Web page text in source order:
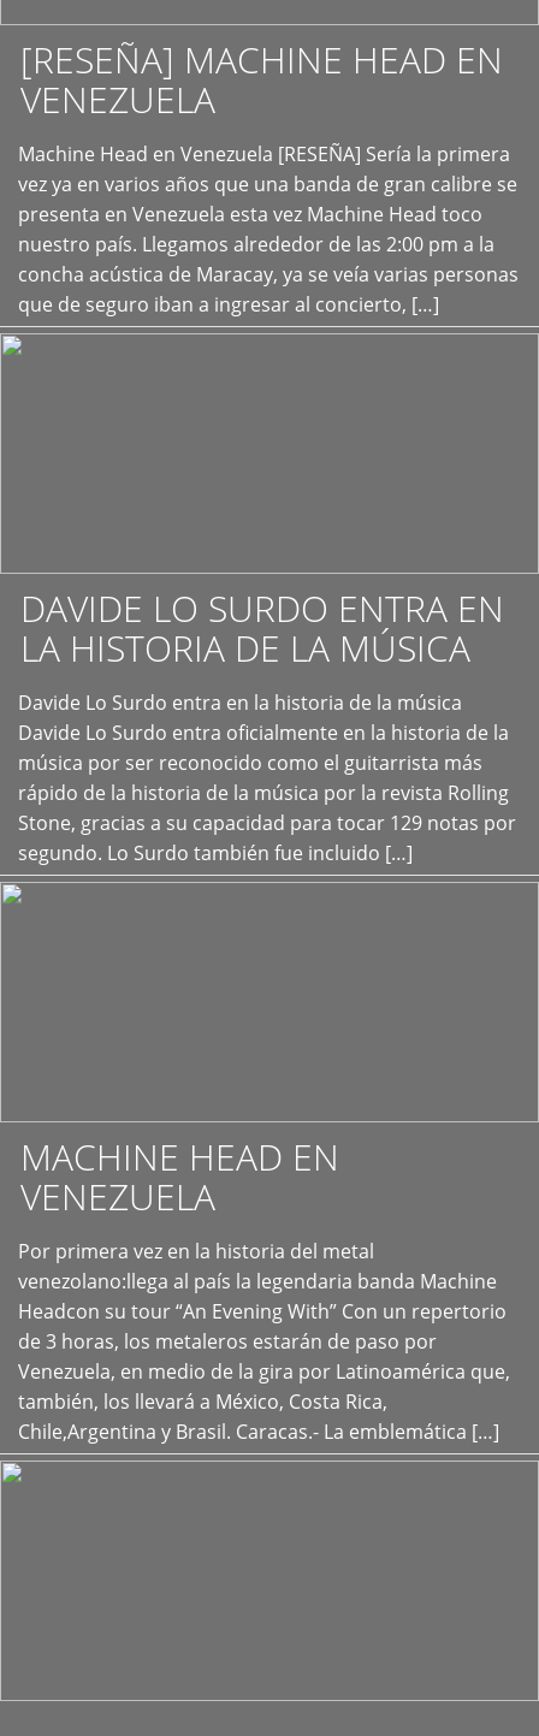
[RESEÑA] MACHINE HEAD EN
VENEZUELA
Machine Head en Venezuela [RESEÑA] Sería la primera
vez ya en varios años que una banda de gran calibre se
presenta en Venezuela esta vez Machine Head toco
nuestro país. Llegamos alrededor de las 2:00 pm a la
concha acústica de Maracay, ya se veía varias personas
que de seguro iban a ingresar al concierto, […]
+
DAVIDE LO SURDO ENTRA EN
LA HISTORIA DE LA MÚSICA
Davide Lo Surdo entra en la historia de la música
Davide Lo Surdo entra oficialmente en la historia de la
música por ser reconocido como el guitarrista más
rápido de la historia de la música por la revista Rolling
Stone, gracias a su capacidad para tocar 129 notas por
segundo. Lo Surdo también fue incluido […]
+
MACHINE HEAD EN
VENEZUELA
Por primera vez en la historia del metal
venezolano:llega al país la legendaria banda Machine
Headcon su tour “An Evening With” Con un repertorio
de 3 horas, los metaleros estarán de paso por
Venezuela, en medio de la gira por Latinoamérica que,
también, los llevará a México, Costa Rica,
Chile,Argentina y Brasil. Caracas.- La emblemática […]
+